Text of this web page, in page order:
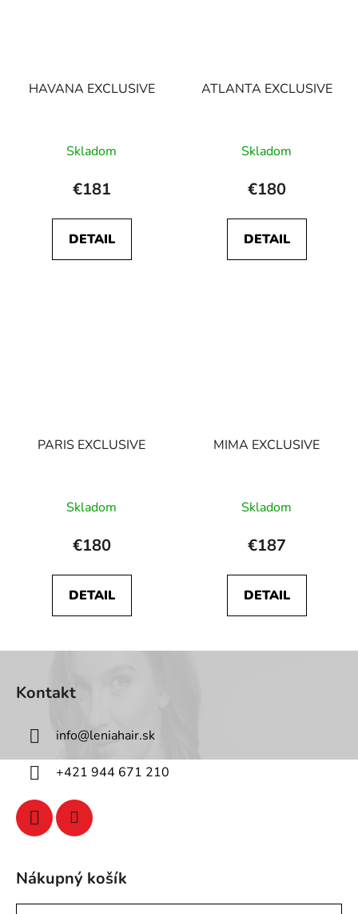
HAVANA EXCLUSIVE
Skladom
€181
DETAIL
ATLANTA EXCLUSIVE
Skladom
€180
DETAIL
PARIS EXCLUSIVE
Skladom
€180
DETAIL
MIMA EXCLUSIVE
Skladom
€187
DETAIL
i
Kontakt
info@leniahair.sk
+421 944 671 210
Nákupný košík